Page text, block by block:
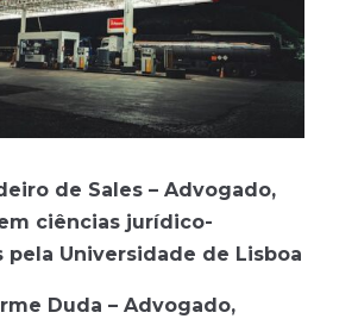
de Sales – Advogado,
ciências jurídico-
pela Universidade de Lisboa
Duda – Advogado,